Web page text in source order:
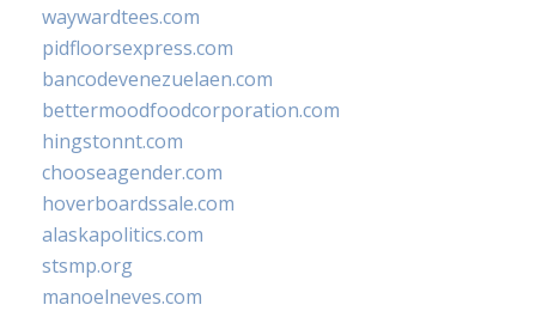
waywardtees.com
pidfloorsexpress.com
bancodevenezuelaen.com
bettermoodfoodcorporation.com
hingstonnt.com
chooseagender.com
hoverboardssale.com
alaskapolitics.com
stsmp.org
manoelneves.com